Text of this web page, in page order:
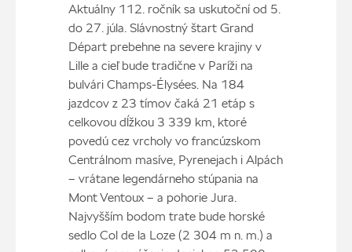
Aktuálny 112. ročník sa uskutoční od 5.
do 27. júla. Slávnostný štart Grand
Départ prebehne na severe krajiny v
Lille a cieľ bude tradične v Paríži na
bulvári Champs-Élysées. Na 184
jazdcov z 23 tímov čaká 21 etáp s
celkovou dĺžkou 3 339 km, ktoré
povedú cez vrcholy vo francúzskom
Centrálnom masíve, Pyrenejach i Alpách
– vrátane legendárneho stúpania na
Mont Ventoux – a pohorie Jura.
Najvyšším bodom trate bude horské
sedlo Col de la Loze (2 304 m n. m.) a